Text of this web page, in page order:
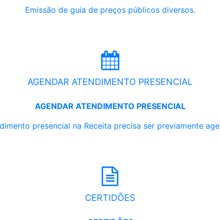
Emissão de guia de preços públicos diversos.
AGENDAR ATENDIMENTO PRESENCIAL
AGENDAR ATENDIMENTO PRESENCIAL
presencial na Receita precisa ser previamente
CERTIDÕES